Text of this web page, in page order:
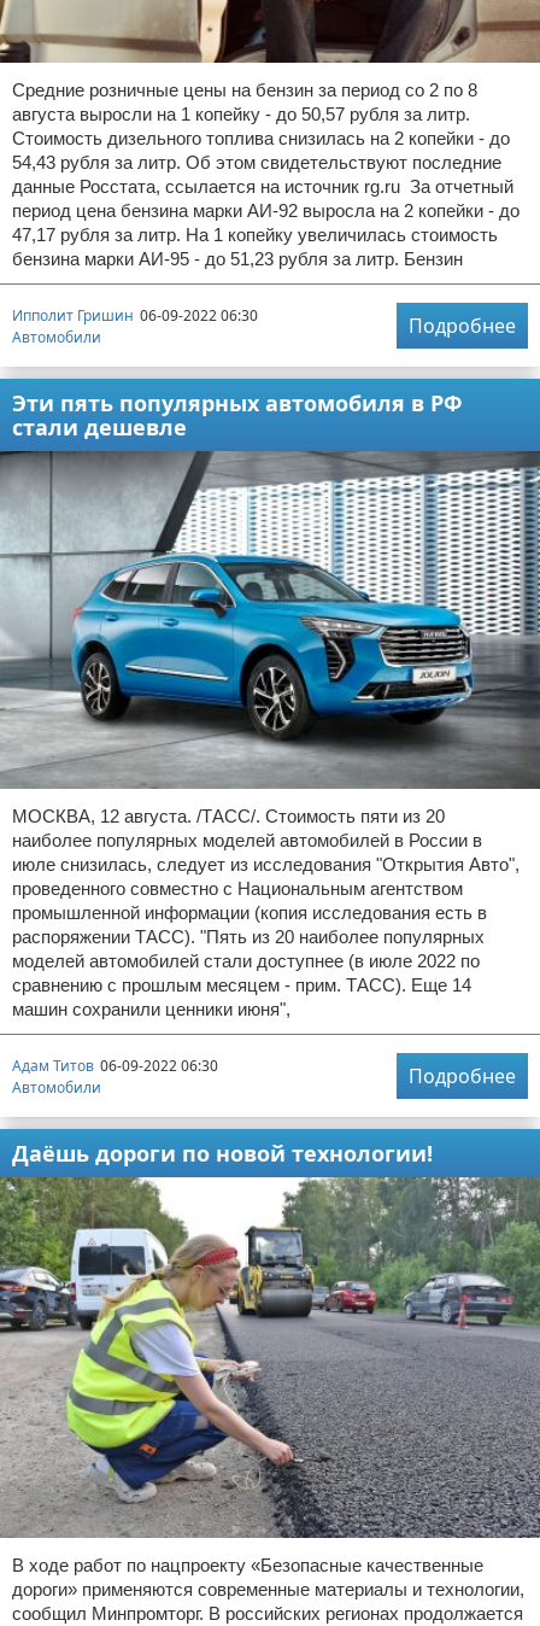
Средние розничные цены на бензин за период со 2 по 8
августа выросли на 1 копейку - до 50,57 рубля за литр.
Стоимость дизельного топлива снизилась на 2 копейки - до
54,43 рубля за литр. Об этом свидетельствуют последние
данные Росстата, ссылается на источник rg.ru За отчетный
период цена бензина марки АИ-92 выросла на 2 копейки - до
47,17 рубля за литр. На 1 копейку увеличилась стоимость
бензина марки АИ-95 - до 51,23 рубля за литр. Бензин
Ипполит Гришин 06-09-2022 06:30
Автомобили
Подробнее
Эти пять популярных автомобиля в РФ
стали дешевле
МОСКВА, 12 августа. /ТАСС/. Стоимость пяти из 20
наиболее популярных моделей автомобилей в России в
июле снизилась, следует из исследования "Открытия Авто",
проведенного совместно с Национальным агентством
промышленной информации (копия исследования есть в
распоряжении ТАСС). "Пять из 20 наиболее популярных
моделей автомобилей стали доступнее (в июле 2022 по
сравнению с прошлым месяцем - прим. ТАСС). Еще 14
машин сохранили ценники июня",
Адам Титов 06-09-2022 06:30
Автомобили
Подробнее
Даёшь дороги по новой технологии!
В ходе работ по нацпроекту «Безопасные качественные
дороги» применяются современные материалы и технологии,
сообщил Минпромторг. В российских регионах продолжается